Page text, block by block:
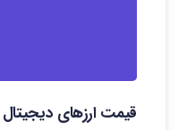
قیمت ارزهای دیجیتال